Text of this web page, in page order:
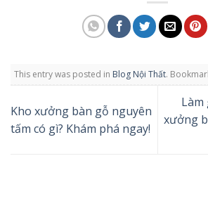
This entry was posted in Blog Nội Thất.
Kho xưởng bàn gỗ nguyên
tấm có gì? Khám phá ngay!
Làm
xưởng